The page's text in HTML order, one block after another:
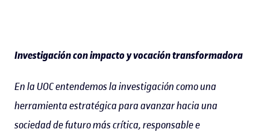
Investigación con impacto y vocación transformadora
En la UOC entendemos la investigación como una
herramienta estratégica para avanzar hacia una
sociedad de futuro más crítica, responsable e